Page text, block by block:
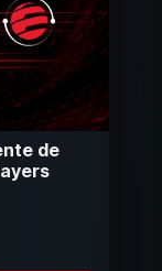
de